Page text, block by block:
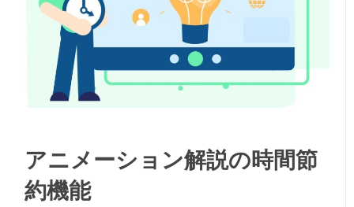
アニメーション解説の時間節
約機能